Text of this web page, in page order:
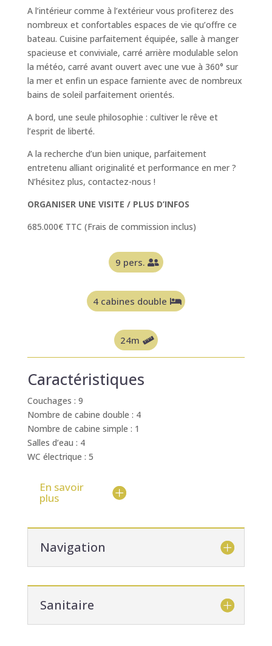
A l’intérieur comme à l’extérieur vous profiterez des
nombreux et confortables espaces de vie qu’offre ce
bateau. Cuisine parfaitement équipée, salle à manger
spacieuse et conviviale, carré arrière modulable selon
la météo, carré avant ouvert avec une vue à 360° sur
la mer et enfin un espace farniente avec de nombreux
bains de soleil parfaitement orientés.
A bord, une seule philosophie : cultiver le rêve et
l’esprit de liberté.
A la recherche d’un bien unique, parfaitement
entretenu alliant originalité et performance en mer ?
N’hésitez plus, contactez-nous !
ORGANISER UNE VISITE / PLUS D’INFOS
685.000€ TTC (Frais de commission inclus)
9 pers.
4 cabines double
24m
Caractéristiques
Couchages : 9
Nombre de cabine double : 4
Nombre de cabine simple : 1
Salles d’eau : 4
WC électrique : 5
En savoir
plus
Navigation
Sanitaire